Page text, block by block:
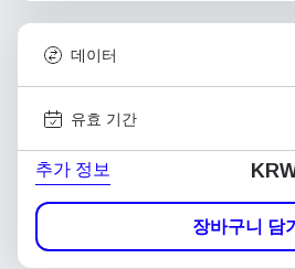
데이터
유효 기간
추가 정보
장바구니 담기